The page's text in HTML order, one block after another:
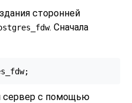
сторонней
. Сначала
сервер с помощью